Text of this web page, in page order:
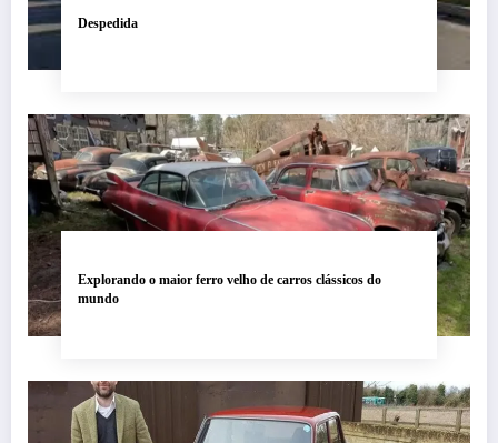
Despedida
Explorando o maior ferro velho de carros clássicos do
mundo